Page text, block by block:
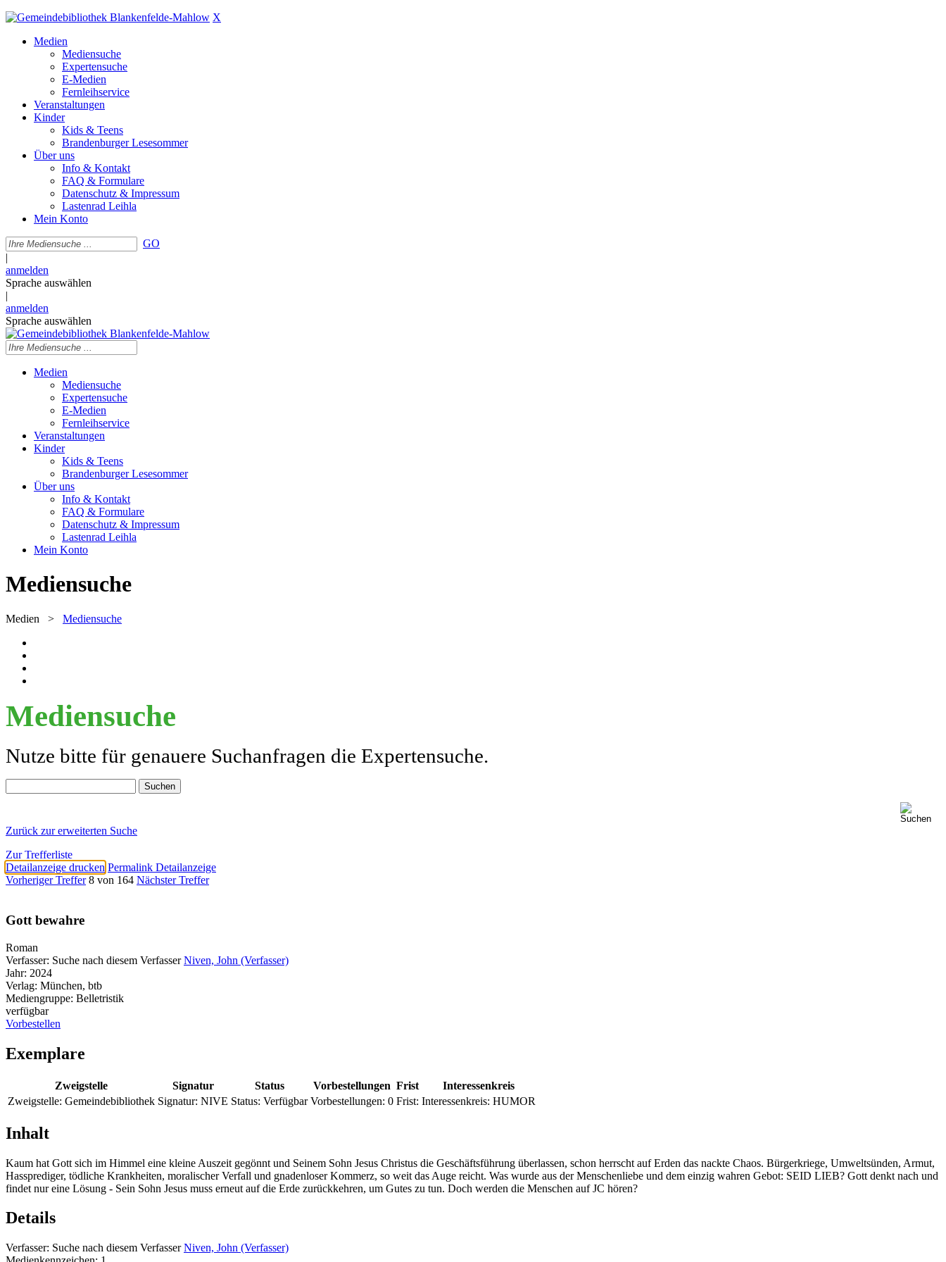
X
Medien
Mediensuche
Expertensuche
E-Medien
Fernleihservice
Veranstaltungen
Kinder
Kids & Teens
Brandenburger Lesesommer
Über uns
Info & Kontakt
FAQ & Formulare
Datenschutz & Impressum
Lastenrad Leihla
Mein Konto
GO
|
anmelden
Sprache auswählen
|
anmelden
Sprache auswählen
Medien
Mediensuche
Expertensuche
E-Medien
Fernleihservice
Veranstaltungen
Kinder
Kids & Teens
Brandenburger Lesesommer
Über uns
Info & Kontakt
FAQ & Formulare
Datenschutz & Impressum
Lastenrad Leihla
Mein Konto
Mediensuche
Medien > Mediensuche
Mediensuche
Nutze bitte für genauere Suchanfragen die Expertensuche.
Zurück zur erweiterten Suche
Zur Trefferliste
Detailanzeige drucken Permalink Detailanzeige
Vorheriger Treffer 8 von 164 Nächster Treffer
Gott bewahre
Roman
Verfasser: Suche nach diesem Verfasser Niven, John (Verfasser)
Jahr: 2024
Verlag: München, btb
Mediengruppe: Belletristik
verfügbar
Vorbestellen
Exemplare
Zweigstelle Signatur Status Vorbestellungen Frist
Interessenkreis
Zweigstelle: Gemeindebibliothek Signatur: NIVE Status: Verfügbar Vorbestellungen: 0 Frist: Interessenkreis: HUMOR
Inhalt
Kaum hat Gott sich im Himmel eine kleine Auszeit gegönnt und Seinem Sohn Jesus Christus die Geschäftsführung überlassen, schon herrscht auf Erden das nackte Chaos. Bürgerkriege, Umweltsünden, Armut,
Hassprediger, tödliche Krankheiten, moralischer Verfall und gnadenloser Kommerz, so weit das Auge reicht. Was wurde aus der Menschenliebe und dem einzig wahren Gebot: SEID LIEB? Gott denkt nach und
findet nur eine Lösung - Sein Sohn Jesus muss erneut auf die Erde zurückkehren, um Gutes zu tun. Doch werden die Menschen auf JC hören?
Details
Verfasser: Suche nach diesem Verfasser Niven, John (Verfasser)